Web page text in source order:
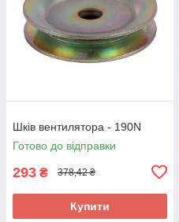
Шків вентилятора - 190N
Готово до відправки
293 ₴ 378,42 ₴
Купити